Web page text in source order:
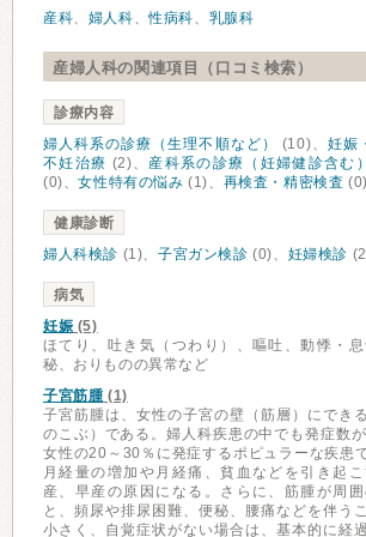
産科、 婦人科、性病科、 乳腺科
産婦人科の関連項目（口コミ検索）
診療内容
婦人科系の診療（生理不順など）
(10)、 妊娠
不妊治療 (2)、 産科系の診療（妊婦健診含む）
(0)、女性特有の悩み (1)、 再検査・精密検査 (0)
健康診断
婦人科検診 (1)、 子宮ガン検診 (0)、 妊婦検診
病気
妊娠 (5)
ほてり、吐き気（つわり）、嘔吐、動悸・
秘、おりものの異常など
子宮筋腫(1)
子宮筋腫は、女性の子宮の壁（筋層）にでき
のこぶ）である。婦人科疾患の中でも発症数
女性の20～30％に発症するポピュラーな疾患
月経量の増加や月経痛、貧血などを引き起
産、早産の原因になる。さらに、筋腫が周
と、頻尿や排尿困難、便秘、腰痛などを伴う
小さく、自覚症状がない場合は、基本的に経